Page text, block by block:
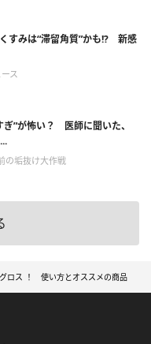
すみは“滞留角質”かも!? 新感
ス
ぎ”が怖い？ 医師に聞いた、
の垢抜け大作戦
ロス ！ 使い方とオススメの商品